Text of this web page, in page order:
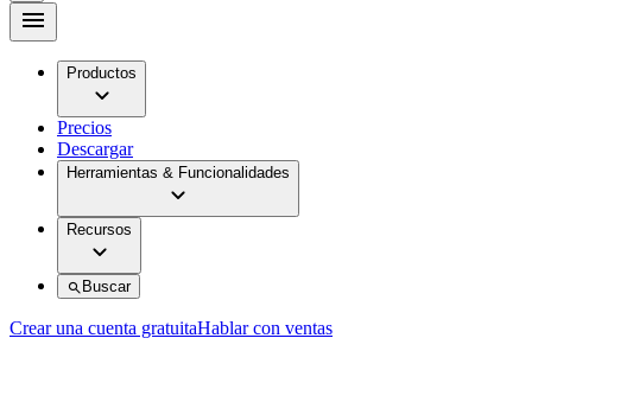
Productos
Precios
Descargar
Herramientas & Funcionalidades
Recursos
Buscar
Crear una cuenta gratuitaHablar con ventas